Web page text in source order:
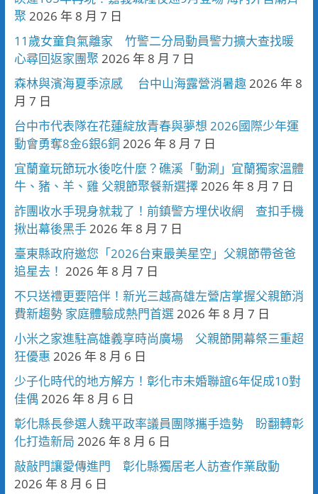
聚 2026 年 8 月 7 日
11歲女童負氣離家 竹警二分局動員警力擴大查找暖
心尋回返家團聚 2026 年 8 月 7 日
森林與濱海夏季涼感 台中山海露營消暑趣 2026 年 8
月 7 日
台中市代表隊在花蓮綻放青春與夢想 2026國際少年運
動會勇奪8金6銀6銅 2026 年 8 月 7 日
宜蘭童玩節玩水後吃什麼？礁溪「動涮」宜蘭獨家溫體
牛、豬、羊、雞 父親節聚餐新選擇 2026 年 8 月 7 日
詐團收水手現身就栽了！前鎮警方埋伏收網 查扣手機
揪出幕後黑手 2026 年 8 月 7 日
臺東縣政府邀您「2026台東最美星空」父親節帶爸爸
追星去！ 2026 年 8 月 7 日
不只送禮更要陪伴！新光三越高雄左營店掌握父親節消
費新趨勢 家庭體驗成熱門首選 2026 年 8 月 7 日
小米之家進駐高雄義享時尚廣場 父親節開幕祭三重超
狂優惠 2026 年 8 月 6 日
少子化時代的地方解方！彰化市未婚聯誼6年促成10對
佳偶 2026 年 8 月 6 日
彰化縣長參選人魏平政率議員團隊攜手造勢 盼翻轉彰
化打造新局 2026 年 8 月 6 日
敲敲門讓愛傳進門 彰化縣獨居老人訪查作業啟動
2026 年 8 月 6 日